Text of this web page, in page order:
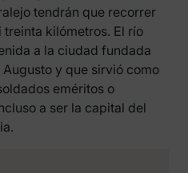
tendrán que recorrer
kilómetros. El río
a la ciudad fundada
y que sirvió como
eméritos o
a ser la capital del